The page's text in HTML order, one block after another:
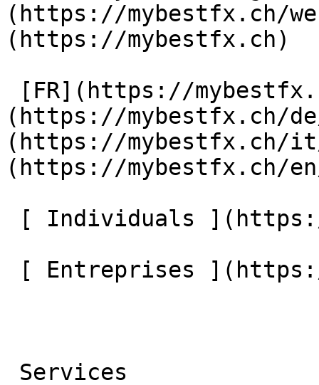
(https://mybestfx.ch/
(https://mybestfx.ch)
(https://mybestfx.ch/
(https://mybestfx.ch/
(https://mybestfx.ch/